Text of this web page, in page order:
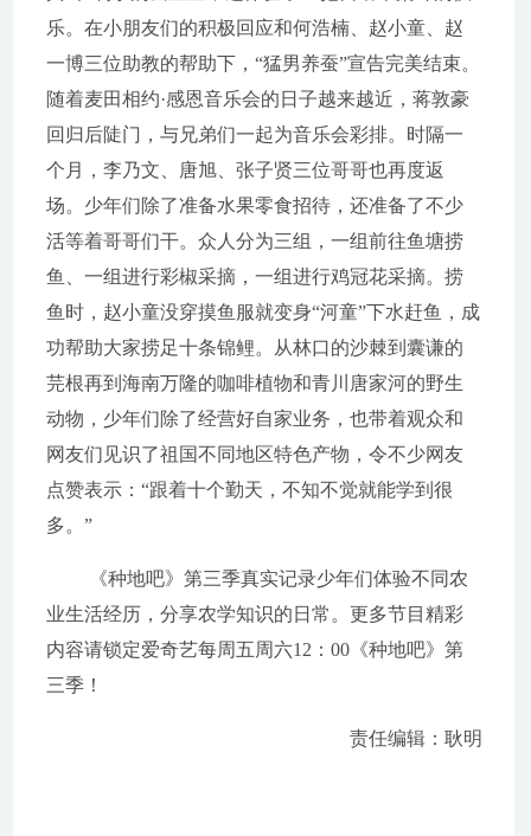
乐。在小朋友们的积极回应和何浩楠、赵小童、赵
一博三位助教的帮助下，“猛男养蚕”宣告完美结束。
随着麦田相约·感恩音乐会的日子越来越近，蒋敦豪
回归后陡门，与兄弟们一起为音乐会彩排。时隔一
个月，李乃文、唐旭、张子贤三位哥哥也再度返
场。少年们除了准备水果零食招待，还准备了不少
活等着哥哥们干。众人分为三组，一组前往鱼塘捞
鱼、一组进行彩椒采摘，一组进行鸡冠花采摘。捞
鱼时，赵小童没穿摸鱼服就变身“河童”下水赶鱼，成
功帮助大家捞足十条锦鲤。从林口的沙棘到囊谦的
芫根再到海南万隆的咖啡植物和青川唐家河的野生
动物，少年们除了经营好自家业务，也带着观众和
网友们见识了祖国不同地区特色产物，令不少网友
点赞表示：“跟着十个勤天，不知不觉就能学到很
多。”
《种地吧》第三季真实记录少年们体验不同农
业生活经历，分享农学知识的日常。 更多节目精彩
内容请锁定爱奇艺每周五周六12：00《种地吧》第
三季！
责任编辑：耿明